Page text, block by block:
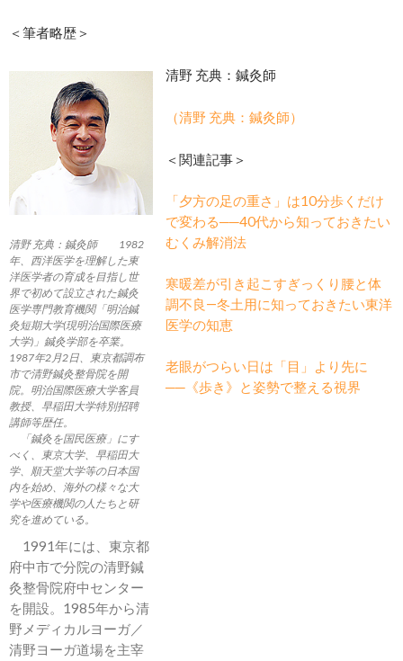
＜筆者略歴＞
清野 充典：鍼灸師 1982
年、西洋医学を理解した東
洋医学者の育成を目指し世
界で初めて設立された鍼灸
医学専門教育機関「明治鍼
灸短期大学(現明治国際医療
大学)」鍼灸学部を卒業。
1987年2月2日、東京都調布
市で清野鍼灸整骨院を開
院。明治国際医療大学客員
教授、早稲田大学特別招聘
講師等歴任。
「鍼灸を国民医療」にす
べく、東京大学、早稲田大
学、順天堂大学等の日本国
内を始め、海外の様々な大
学や医療機関の人たちと研
究を進めている。
1991年には、東京都
府中市で分院の清野鍼
灸整骨院府中センター
を開設。1985年から清
野メディカルヨーガ／
清野ヨーガ道場を主宰
清野 充典：鍼灸師
（清野 充典：鍼灸師）
＜関連記事＞
「夕方の足の重さ」は10分歩くだけ
で変わる──40代から知っておきたい
むくみ解消法
寒暖差が引き起こすぎっくり腰と体
調不良―冬土用に知っておきたい東洋
医学の知恵
老眼がつらい日は「目」より先に
──《歩き》と姿勢で整える視界